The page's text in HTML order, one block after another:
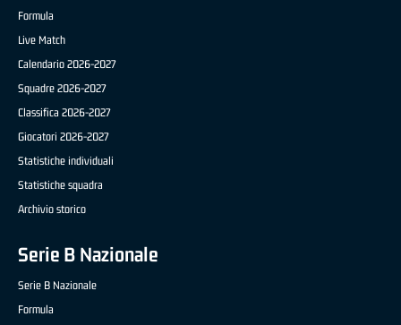
Formula
Live Match
Calendario 2026-2027
Squadre 2026-2027
Classifica 2026-2027
Giocatori 2026-2027
Statistiche individuali
Statistiche squadra
Archivio storico
Serie B Nazionale
Serie B Nazionale
Formula